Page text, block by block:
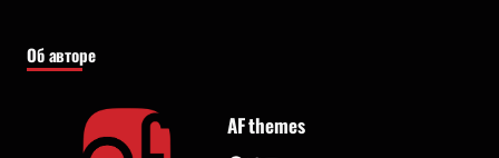
Об авторе
AF themes